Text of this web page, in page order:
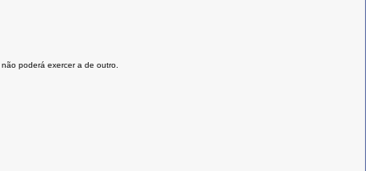
poderá exercer a de outro.